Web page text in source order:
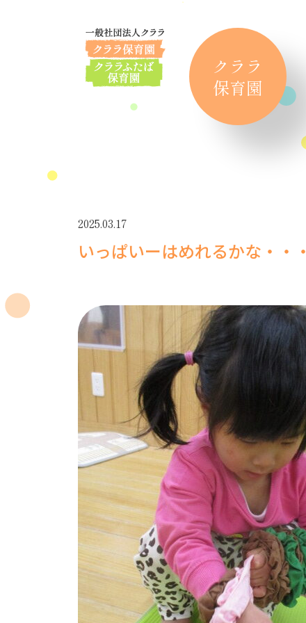
クララ
保育園
2025.03.17
いっぱいーはめれるかな・・・